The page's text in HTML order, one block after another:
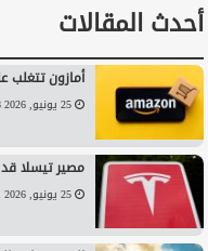
أحدث المقالات
أمازون تتغلب
25 يونيو, 2026 9:48 م
مصير تيسلا
25 يونيو, 2026 8:11 م